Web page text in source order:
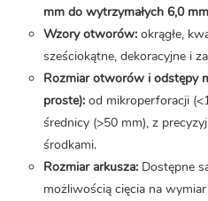
mm do wytrzymałych 6,0 mm
Wzory otworów:okrągłe,
sześciokątne, dekoracyjne i
Rozmiar otworów i odstępy
proste):od mikroperforacji
średnicy (>50 mm), z
środkami.
Rozmiar arkusza:Dostępne
możliwością cięcia na